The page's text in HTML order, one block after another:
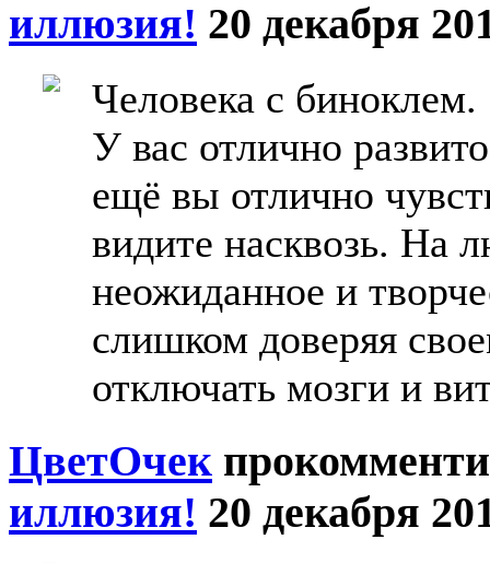
иллюзия! 20 декабря
Человека с биноклем.
У вас отлично
ещё вы отлично
видите насквозь. На
неожиданное и
слишком доверяя
отключать мозги и
ЦветOчек
иллюзия! 20 декабря